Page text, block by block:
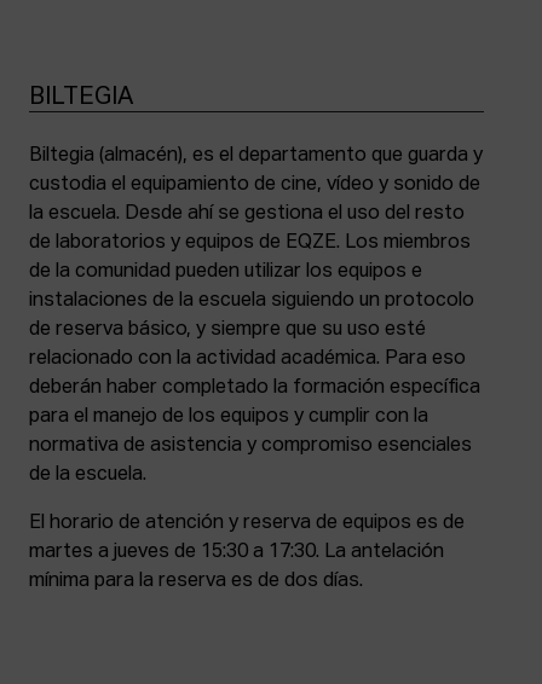
BILTEGIA
Biltegia (almacén), es el departamento que guarda y
custodia el equipamiento de cine, vídeo y sonido de
la escuela. Desde ahí se gestiona el uso del resto
de laboratorios y equipos de EQZE. Los miembros
de la comunidad pueden utilizar los equipos e
instalaciones de la escuela siguiendo un protocolo
de reserva básico, y siempre que su uso esté
relacionado con la actividad académica. Para eso
deberán haber completado la formación específica
para el manejo de los equipos y cumplir con la
normativa de asistencia y compromiso esenciales
de la escuela.
El horario de atención y reserva de equipos es de
martes a jueves de 15:30 a 17:30. La antelación
mínima para la reserva es de dos días.